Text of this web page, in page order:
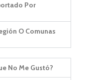
Por
O Comunas
No Me Gustó?